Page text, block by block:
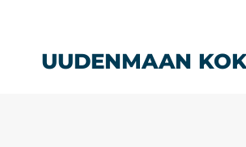
UUDENMAAN